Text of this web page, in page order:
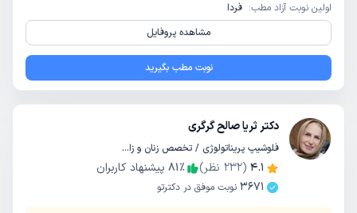
اولین نوبت آزاد مطب: فردا
مشاهده پروفایل
نوبت مطب بگیرید
دکتر ثریا صالح گرگری
فلوشیپ پریناتولوژی / تخصص زنان و زایمان
4.1
(
232 نظر) 81٪
پیشنهاد کاربران
3671 نوبت موفق در دکترتو